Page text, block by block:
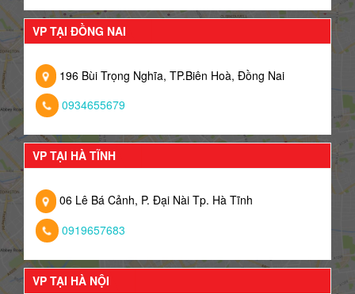
VP TẠI ĐỒNG NAI
196 Bùi Trọng Nghĩa, TP.Biên Hoà, Đồng Nai
0934655679
VP TẠI HÀ TĨNH
06 Lê Bá Cảnh, P. Đại Nài Tp. Hà Tĩnh
0919657683
VP TẠI HÀ NỘI